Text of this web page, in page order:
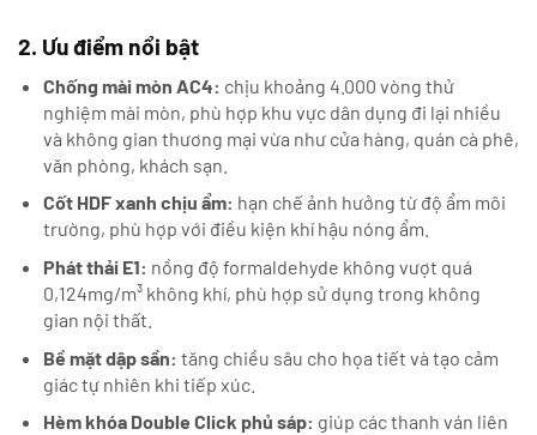
2. Ưu điểm nổi bật
Chống mài mòn AC4: chịu khoảng 4.000 vòng thử
nghiệm mài mòn, phù hợp khu vực dân dụng đi lại nhiều
và không gian thương mại vừa như cửa hàng, quán cà phê,
văn phòng, khách sạn.
Cốt HDF xanh chịu ẩm: hạn chế ảnh hưởng từ độ ẩm môi
trường, phù hợp với điều kiện khí hậu nóng ẩm.
Phát thải E1: nồng độ formaldehyde không vượt quá
0,124mg/m³ không khí, phù hợp sử dụng trong không
gian nội thất.
Bề mặt dập sần: tăng chiều sâu cho họa tiết và tạo cảm
giác tự nhiên khi tiếp xúc.
Hèm khóa Double Click phủ sáp: giúp các thanh ván liên